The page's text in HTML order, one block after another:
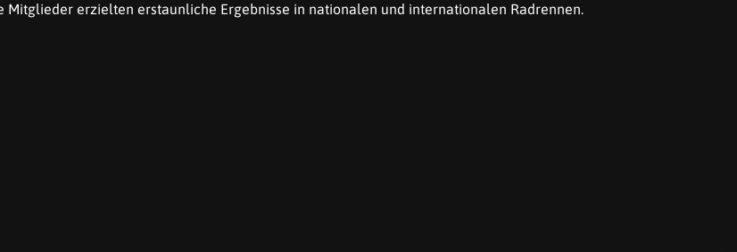
erzielten erstaunliche Ergebnisse in nationalen und internationalen Radrennen.